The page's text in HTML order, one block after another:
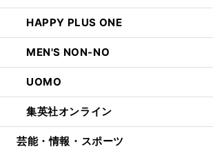
HAPPY PLUS ONE
MEN'S NON-NO
UOMO
集英社オンライン
芸能・情報・スポーツ